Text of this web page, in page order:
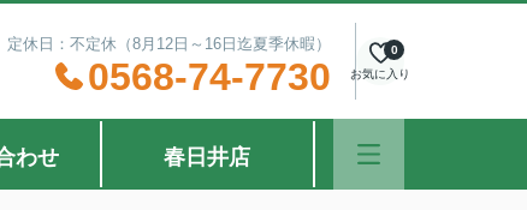
休日：不定休（8月12日～16日迄夏季休暇）
0568-74-7730 お気に入り
0
わせ 春日井店